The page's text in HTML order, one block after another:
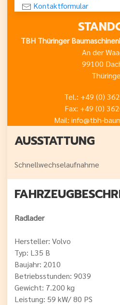
Kontaktformular
TBH Thüringer
An der
99100
Tel.: +49 (0)
Fax: +49 (0)
Mail: info@tbh-
AUSSTATTUNG
Schnellwechselaufnahme
Radlader
Hersteller: Volvo
Typ: L35 B
Baujahr: 2010
Betriebsstunden: 9039
Gewicht: 7.200 kg
Leistung: 59 kW/ 80 PS